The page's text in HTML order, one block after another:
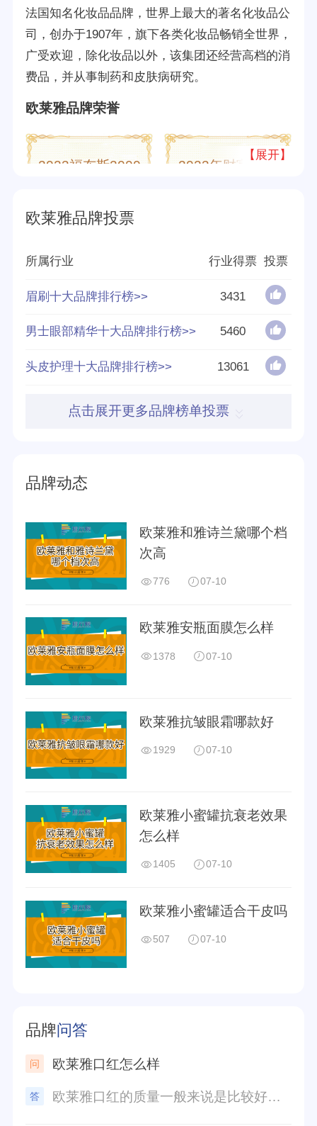
法国知名化妆品品牌，世界上最大的著名化妆品公
司，创办于1907年，旗下各类化妆品畅销全世界，
广受欢迎，除化妆品以外，该集团还经营高档的消
费品，并从事制药和皮肤病研究。
欧莱雅品牌荣誉
2023福布斯2000
2023年财富世界
2020年胡润世界
2021年胡润世界
2022年胡润世界
2017年财富世界
500强
2020年财富世界
500强
500强
2017年福布斯
2000强
2018年福布斯
2019年福布斯
2000强
2020年福布斯
2021年福布斯
2000强
品牌认证
创立时间
分享量
【展开】
欧莱雅品牌投票
所属行业 行业得票 投票
眉刷十大品牌排行榜>> 3431
男士眼部精华十大品牌排行榜>> 5460
头皮护理十大品牌排行榜>> 13061
点击展开更多品牌榜单投票
品牌动态
欧莱雅和雅诗兰黛哪个档
次高
776 07-10
欧莱雅安瓶面膜怎么样
1378 07-10
欧莱雅抗皱眼霜哪款好
1929 07-10
欧莱雅小蜜罐抗衰老效果
怎么样
1405 07-10
欧莱雅小蜜罐适合干皮吗
507 07-10
品牌问答
欧莱雅口红怎么样
欧莱雅口红的质量一般来说是比较好的。它有丰富的色彩选择，质地柔滑且持久，在涂抹时很容易滑过嘴唇，不会干燥或引起不适。此外，欧莱雅口红还具有较好的包装设计，在使用时很方便。总的来说，欧莱雅口红是一个值得尝试的品牌。